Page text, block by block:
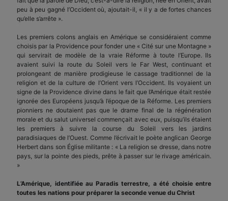
peu à peu gagné l’Occident où, ajoutait-il, « il y a de fortes chances
qu’elle s’arrête ».
Les premiers colons anglais en Amérique se considéraient comme
choisis par la Providence pour fonder une « Cité sur une Montagne »
qui servirait de modèle de la vraie Réforme à toute l’Europe. Ils
avaient suivi la route du Soleil vers le Far West, continuant et
prolongeant de manière prodigieuse le cassage traditionnel de la
religion et de la culture de l’Orient vers l’Occident. Ils voyaient un
signe de la Providence divine dans le fait que l’Amérique était restée
ignorée des Européens jusqu’à l’époque de la Réforme. Les premiers
pionniers ne doutaient pas que le drame final de la régénération
morale et du salut universel commençait avec eux, puisqu’ils étaient
les premiers à suivre la course du Soleil vers les jardins
paradisiaques de l’Ouest. Comme l’écrivait le poète anglican George
Herbert dans son Église militante : « La religion se dresse, dans notre
pays, sur la pointe des pieds, prête à passer sur le rivage américain.
»
L’Amérique, identifiée au Paradis terrestre, a été choisie entre
toutes les nations pour préparer la seconde venue du Christ